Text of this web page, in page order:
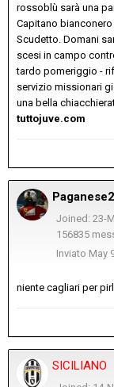
rossoblù sarà una
Capitano
Scudetto. Domani
scesi in campo
tardo pomeriggio -
servizio missionari
una bella
tuttojuve.com
Joined: 23-
156835
Inviato May
niente cagliari per
SICILIANO